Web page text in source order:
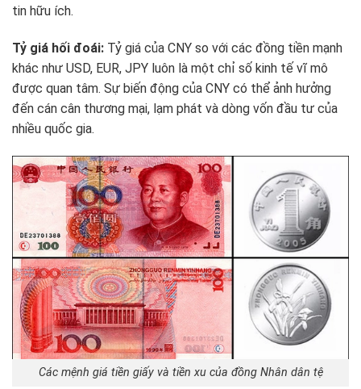
tin hữu ích.
Tỷ giá hối đoái: Tỷ giá của CNY so với các đồng tiền mạnh
khác như USD, EUR, JPY luôn là một chỉ số kinh tế vĩ mô
được quan tâm. Sự biến động của CNY có thể ảnh hưởng
đến cán cân thương mại, lạm phát và dòng vốn đầu tư của
nhiều quốc gia.
Các mệnh giá tiền giấy và tiền xu của đồng Nhân dân tệ